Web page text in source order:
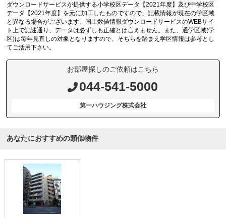
ダウンロードサービスが提供する小学校区データ【2021年度】及び中学校区
データ【2021年度】を元に加工したものですので、記載情報が現在の学区域
と異なる場合がございます。国土数値情報ダウンロードサービスのWEBサイ
ト上で記述通り、データは必ずしも正確とは言えません。また、通学区域(学
区)は毎年見直しの対象となりますので、そちらを踏まえ学区情報は参考とし
てご活用下さい。
お部屋探しのご依頼はこちら
044-541-5000
第一ハウジング株式会社
あなたにおすすめの類似物件